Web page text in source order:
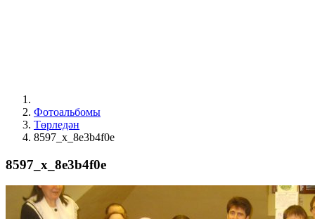
Фотоальбомы
Төрледән
8597_x_8e3b4f0e
8597_x_8e3b4f0e